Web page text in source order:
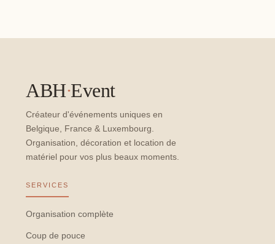
ABH·Event
Créateur d'événements uniques en
Belgique, France & Luxembourg.
Organisation, décoration et location de
matériel pour vos plus beaux moments.
SERVICES
Organisation complète
Coup de pouce